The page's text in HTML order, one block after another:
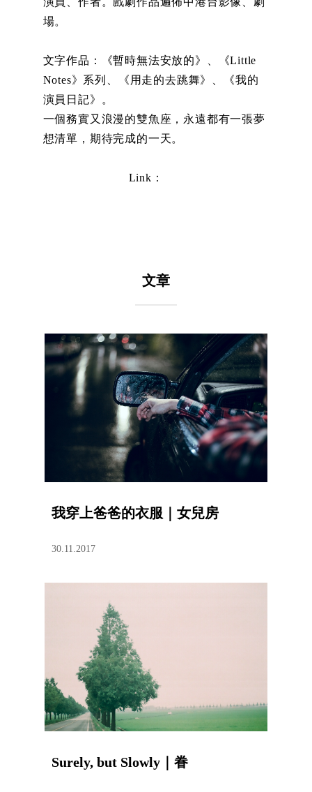
場。
文字作品：《暫時無法安放的》、《Little
Notes》系列、《用走的去跳舞》、《我的
演員日記》。
一個務實又浪漫的雙魚座，永遠都有一張夢
想清單，期待完成的一天。
Link：
文章
我穿上爸爸的衣服｜女兒房
30.11.2017
Surely, but Slowly｜眷